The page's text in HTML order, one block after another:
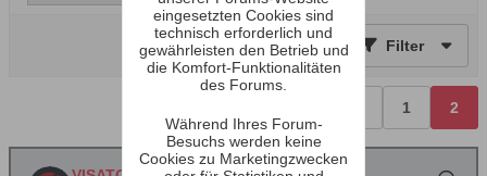
Filter
1 2
eingesetzten Cookies sind
technisch erforderlich und
gewährleisten den Betrieb und
die Komfort-Funktionalitäten
des Forums.
Während Ihres Forum-
Besuchs werden keine
Cookies zu Marketingzwecken